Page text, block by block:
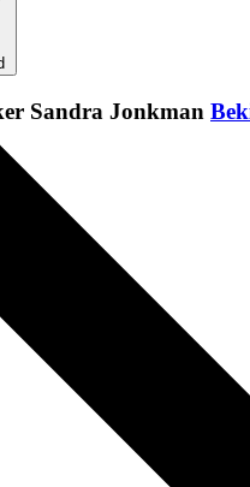
Sandra Jonkman